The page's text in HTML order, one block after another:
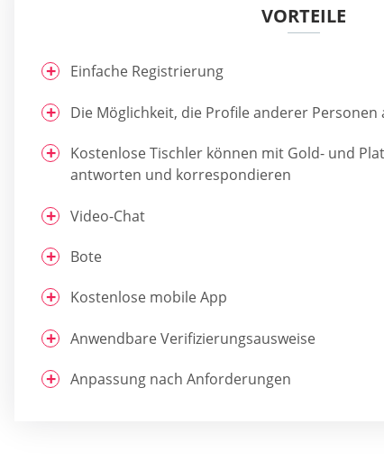
VORTEILE
Einfache Registrierung
Die Möglichkeit, die Profile anderer Personen
Kostenlose Tischler können mit Gold- und
antworten und korrespondieren
Video-Chat
Bote
Kostenlose mobile App
Anwendbare Verifizierungsausweise
Anpassung nach Anforderungen